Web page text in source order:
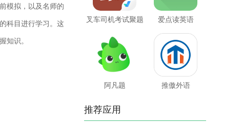
模拟，以及名师的
科目进行学习。这
知识。
叉车司机考试聚题
爱点读英语
阿凡题 推傲外语
推荐应用